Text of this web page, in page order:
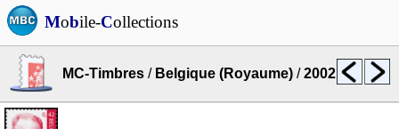
Mobile-Collections
MC-Timbres / Belgique (Royaume) /2002